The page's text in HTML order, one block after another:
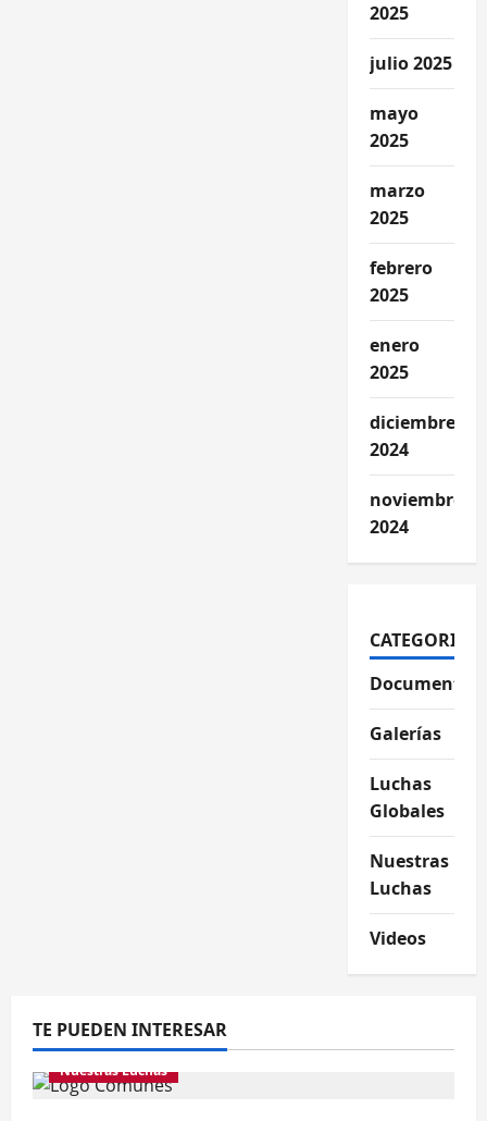
2025
julio 2025
mayo
2025
marzo
2025
febrero
2025
enero
2025
diciembre
2024
noviembre
2024
CATEGORIAS
Documentos
Galerías
Luchas
Globales
Nuestras
Luchas
Videos
TE PUEDEN INTERESAR
Nuestras Luchas